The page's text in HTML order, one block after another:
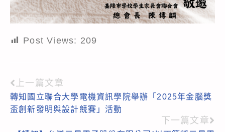
Post Views: 209
Read
more
上一篇文章
轉知國立聯合大學電機資訊學院舉辦「2025年金腦獎
盃創新發明與設計競賽」活動
下一篇文章